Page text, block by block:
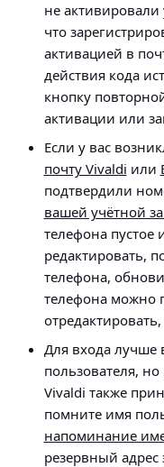
не
что
активацией в
действия кода
кнопку
активации или
Если у вас
почту Vivaldi или
подтвердили
вашей учётной
телефона
редактировать,
телефона,
телефона можно
Для входа лучше
пользователя,
Vivaldi также
помните имя
напоминание
резервный